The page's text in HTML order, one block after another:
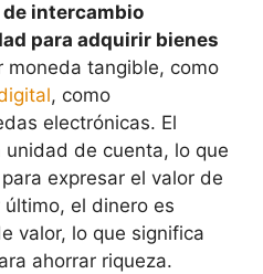
de intercambio
para adquirir bienes
moneda tangible, como
, como
electrónicas. El
de cuenta, lo que
expresar el valor de
el dinero es
valor, lo que significa
ahorrar riqueza.